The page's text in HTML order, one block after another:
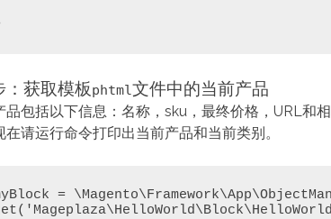
：获取模板phtml文件中的当前产品
品包括以下信息：名称，sku，最终价格，URL和
在请运行命令打印出当前产品和当前类别。
=